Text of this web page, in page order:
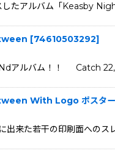
したアルバム「Keasby
[74610503292]
アルバム！！ Catch
With Logo ポスター
来た若干の印刷面へのス